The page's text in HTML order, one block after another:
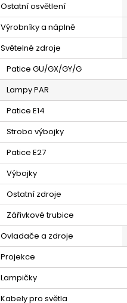
Ostatní osvětlení
Výrobníky a náplně
Světelné zdroje
Patice GU/GX/GY/G
Lampy PAR
Patice E14
Strobo výbojky
Patice E27
Výbojky
Ostatní zdroje
Zářivkové trubice
Ovladače a zdroje
Projekce
Lampičky
Kabely pro světla